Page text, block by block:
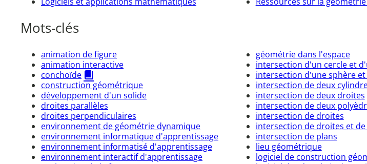
Mots-clés
animation de figure
animation interactive
conchoïde
construction géométrique
développement d'un solide
droites parallèles
droites perpendiculaires
environnement de géométrie dynamique
environnement informatique d'apprentissage
environnement informatisé d'apprentissage
environnement interactif d'apprentissage
géométrie dans l'espace
intersection d'un cercle et
intersection d'une sphère
intersection de deux
intersection de deux droites
intersection de deux
intersection de droites
intersection de droites et de
intersection de plans
lieu géométrique
logiciel de construction